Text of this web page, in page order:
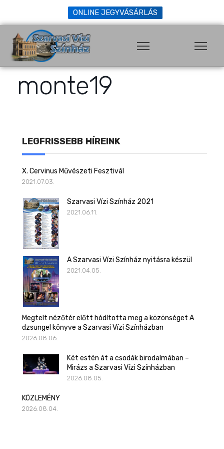
ONLINE JEGYVÁSÁRLÁS
monte19
LEGFRISSEBB HÍREINK
X. Cervinus Művészeti Fesztivál
2021.07.03.
Szarvasi Vízi Színház 2021
2021.06.11.
A Szarvasi Vízi Színház nyitásra készül
2021.04.05.
Megtelt nézőtér előtt hódította meg a közönséget A
dzsungel könyve a Szarvasi Vízi Színházban
2026.08.06.
Két estén át a csodák birodalmában –
Mirázs a Szarvasi Vízi Színházban
2026.08.05.
KÖZLEMÉNY
2026.08.04.